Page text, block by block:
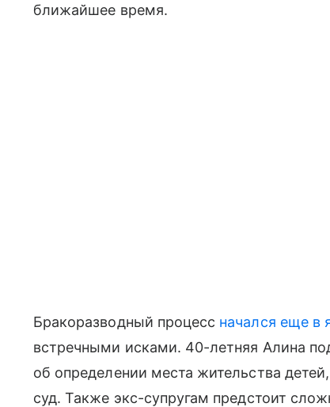
ближайшее время.
Бракоразводный процесс начался еще в
встречными исками. 40-летняя Алина
об определении места жительства
суд. Также экс-супругам предстоит